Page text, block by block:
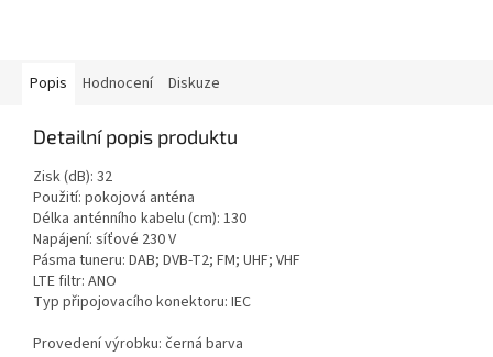
Popis Hodnocení Diskuze
Detailní popis produktu
Zisk (dB): 32
Použití: pokojová anténa
Délka anténního kabelu (cm): 130
Napájení: síťové 230 V
Pásma tuneru: DAB; DVB-T2; FM; UHF; VHF
LTE filtr: ANO
Typ připojovacího konektoru: IEC
Provedení výrobku: černá barva